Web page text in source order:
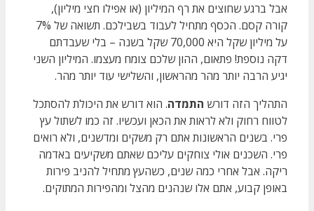
אבל ברגע שחוצים את רף המיליון (או אפילו חצי מיליון),
קורה קסם. הכסף מתחיל לעבוד בשבילכם. תשואה של 7%
על מיליון שקל היא 70,000 שקל בשנה – בלי שעבדתם
דקה נוספת! פתאום, ההון שלכם צומח מעצמו. המיליון השני
יגיע הרבה יותר מהר מהראשון, והשלישי עוד יותר מהר.
התהליך הזה דורש התמדה. הוא דורש את היכולת להסתכל
לטווח רחוק ולא לראות את הכאן ועכשיו. זה כמו לשתול עץ
פרי. בשנים הראשונות אתם רק משקים ומדשנים, ולא רואים
פרי. השכנים אולי צוחקים עליכם שאתם משקיעים באדמה
ריקה. אבל אחרי כמה שנים, כשהעץ מתחיל להניב פירות
באופן קבוע, אתם אלו שנהנים מהצל ומהפירות המתוקים.